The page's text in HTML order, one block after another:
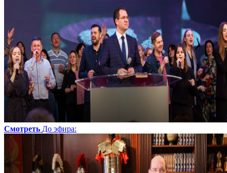
Смотреть До эфира: